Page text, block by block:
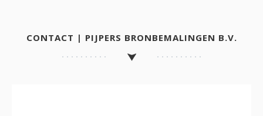
CONTACT | PIJPERS BRONBEMALINGEN B.V.